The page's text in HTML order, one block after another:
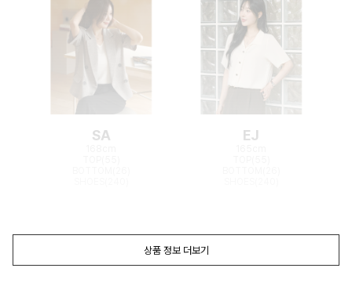
SA EJ
상품 정보 더보기